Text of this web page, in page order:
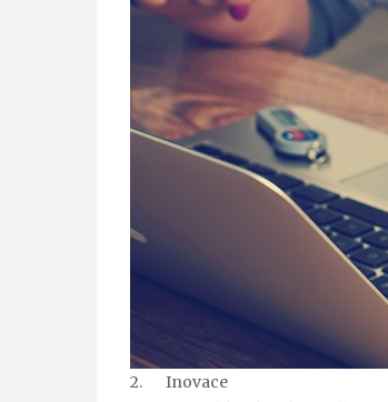
2. Inovace